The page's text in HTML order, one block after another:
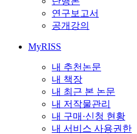
연구보고서
공개강의
MyRISS
내 추천논문
내 책장
내 최근 본 논문
내 저작물관리
내 구매·신청 현황
내 서비스 사용권한